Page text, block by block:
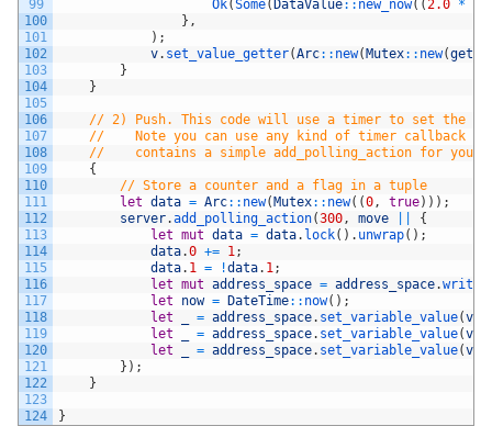
99
100
101
102
103
104
105
106
107
108
109
110
111
112
113
114
115
116
117
118
119
120
121
122
123
124
Ok(Some( DataValue:: new_now( (2.0 *
} ,
) ;
v. set_value_getter(Arc:: new( Mutex:: new(
}
}
// 2) Push. This code will use a timer to set the
//    Note you can use any kind of timer
//    contains a simple add_polling_action for your
{
// Store a counter and a flag in a tuple
let data = Arc:: new( Mutex:: new( (0, true) ) ) ;
server.add_polling_action(300, move
{
let mut data = data. lock( ) . unwrap( ) ;
data.0 += 1;
data. 1 = !data. 1;
let mut address_space = address_space.write
let
now = DateTime:: now( ) ;
let
= address_space. set_variable_value(
let
= address_space. set_variable_value(
let
= address_space. set_variable_value(
} ) ;
}
}